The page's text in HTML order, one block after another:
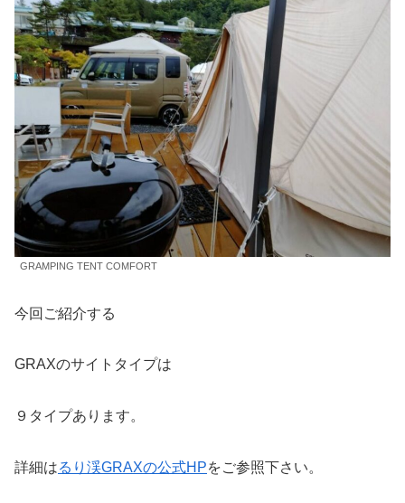
GRAMPING TENT COMFORT
今回ご紹介する
GRAXのサイトタイプは
９タイプあります。
詳細はるり渓GRAXの公式HPをご参照下さい。